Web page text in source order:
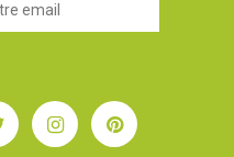
TwitterInstagramPinterest